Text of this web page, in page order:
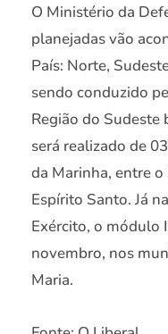
O Ministério da
planejadas vão
País: Norte,
sendo conduzido
Região do
será realizado de
da Marinha, entre
Espírito Santo. Já
Exército, o módulo
novembro, nos
Maria.